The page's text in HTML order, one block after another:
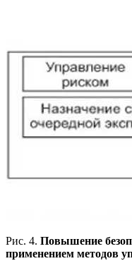
Рис. 4. Повышение
применением методов